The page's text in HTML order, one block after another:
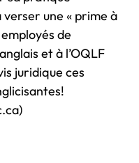
une « prime à
de
et à l’OQLF
juridique ces